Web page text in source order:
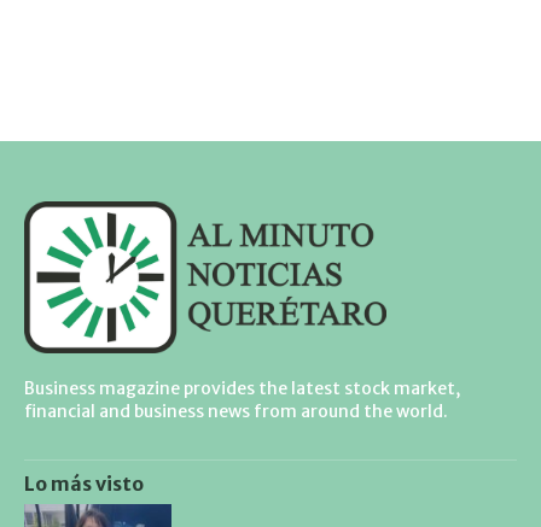
Business magazine provides the latest stock market,
financial and business news from around the world.
Lo más visto